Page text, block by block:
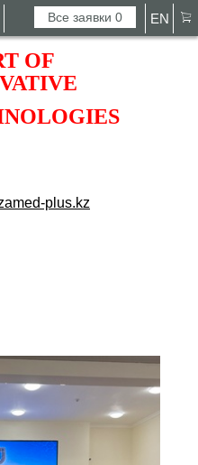
Все заявки0 EN
OF
plus.kz